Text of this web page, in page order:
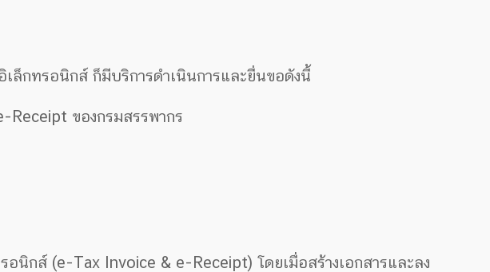
ล็กทรอนิกส์ ก็มีบริการดำเนินการและยื่นขอดังนี้
Receipt ของกรมสรรพากร
นิกส์ (e-Tax Invoice & e-Receipt) โดยเมื่อสร้างเอกสารและลง